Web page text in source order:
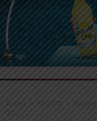
Accueil